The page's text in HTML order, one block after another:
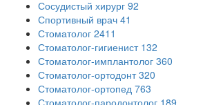
Сосудистый хирург 92
Спортивный врач 41
Стоматолог 2411
Стоматолог-гигиенист 132
Стоматолог-имплантолог 360
Стоматолог-ортодонт 320
Стоматолог-ортопед 763